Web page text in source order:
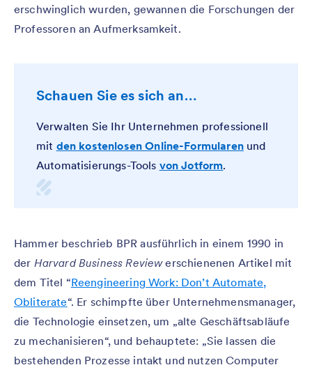
erschwinglich wurden, gewannen die Forschungen der
Professoren an Aufmerksamkeit.
Schauen Sie es sich an…
Verwalten Sie Ihr Unternehmen professionell
mit den kostenlosen Online-Formularenund
Automatisierungs-Tools von Jotform.
Hammer beschrieb BPR ausführlich in einem 1990 in
der Harvard Business Reviewerschienenen Artikel mit
dem Titel “Reengineering Work: Don’t Automate,
Obliterate“. Er schimpfte über Unternehmensmanager,
die Technologie einsetzen, um „alte Geschäftsabläufe
zu mechanisieren“, und behauptete: „Sie lassen die
bestehenden Prozesse intakt und nutzen Computer